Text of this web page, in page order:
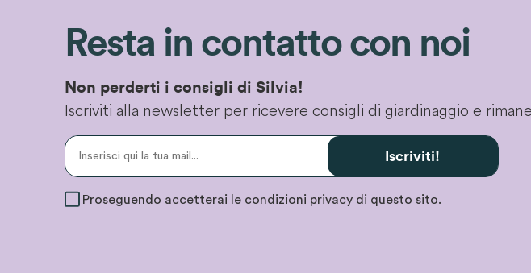
Resta in contatto con noi
Non perderti i consigli di Silvia!
Iscriviti alla newsletter per ricevere consigli di giardinaggio e
Iscriviti!
Proseguendo accetterai le condizioni privacy di questo sito.